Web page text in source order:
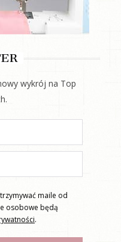
wykrój na Top
maile od
osobowe będą
.